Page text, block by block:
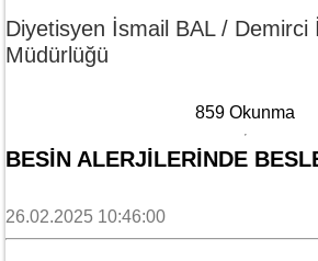
Diyetisyen İsmail BAL / Demirci
Müdürlüğü
859 Okunma
BESIN ALERJILERINDE
26.02.2025 10:46:00